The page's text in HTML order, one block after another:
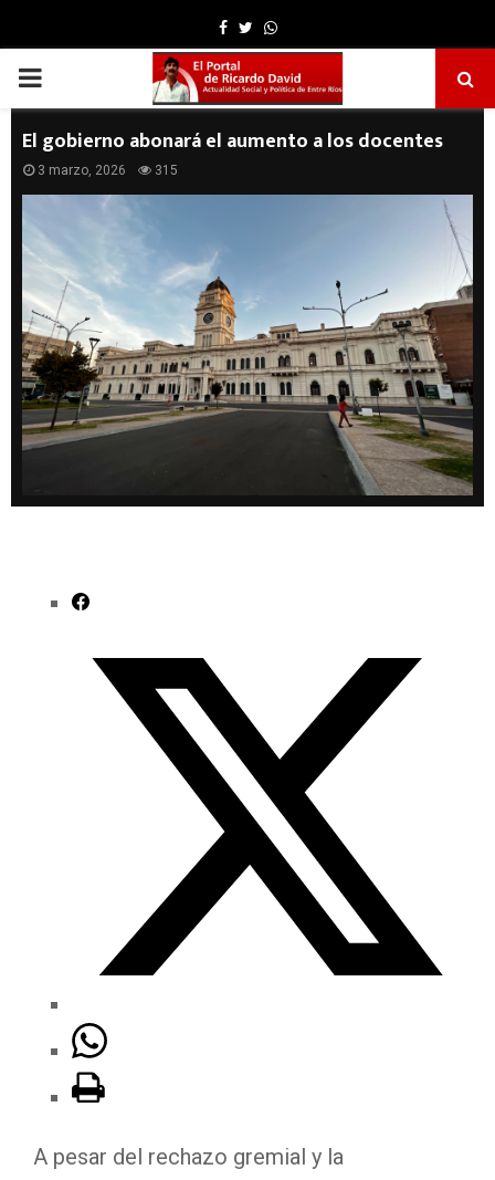
Facebook
TwitterWhatsapp
PRIMARY
MENU
El gobierno abonará el aumento a los docentes
3 marzo, 2026 315
A pesar del rechazo gremial y la